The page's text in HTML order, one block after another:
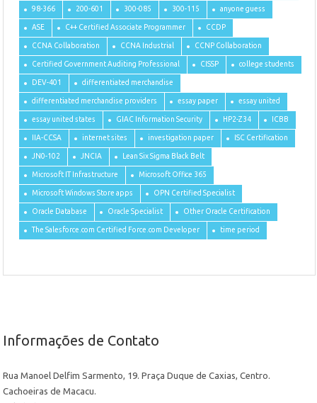
98-366 200-601 300-085 300-115 anyone guess
ASE C++ Certified Associate Programmer CCDP
CCNA Collaboration CCNA Industrial CCNP Collaboration
Certified Government Auditing Professional CISSP college students
DEV-401 differentiated merchandise
differentiated merchandise providers essay paper essay united
essay united states GIAC Information Security HP2-Z34 ICBB
IIA-CCSA internet sites investigation paper ISC Certification
JN0-102 JNCIA Lean Six Sigma Black Belt
Microsoft IT Infrastructure Microsoft Office 365
Microsoft Windows Store apps OPN Certified Specialist
Oracle Database Oracle Specialist Other Oracle Certification
The Salesforce.com Certified Force.com Developer time period
Informações de Contato
Rua Manoel Delfim Sarmento, 19. Praça Duque de Caxias, Centro.
Cachoeiras de Macacu.